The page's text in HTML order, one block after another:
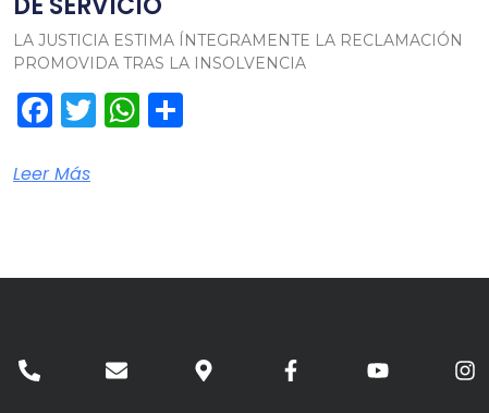
LA JUSTICIA ESTIMA ÍNTEGRAMENTE LA RECLAMACIÓN
PROMOVIDA TRAS LA INSOLVENCIA
Facebook
TwitterWhatsApp
Leer Más